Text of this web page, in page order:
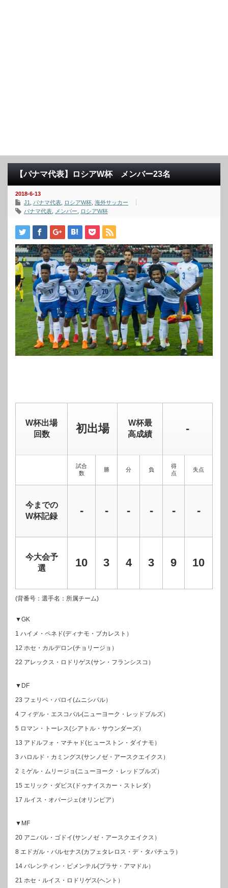
【パナマ代表】ロシアW杯 メンバー23名
2018-6-13
J1
パナマ代表 ロシアW杯 海外サッカー
パナマ代表
メンバー ロシアW杯
W杯出場
回数
初出場
W杯最
高成績
-
試合
数
勝 分 負
得
点
失点
今までの
W杯記録
- - - - - -
今大会予
選
10 3 4 3 9 10
(背番号：選手名：所属チーム)
▼GK
1 ハイメ・ペネド(ディナモ・ブカレスト）
12 ホセ・カルデロン(チョリージョ）
22 アレックス・ロドリゲス(サン・フランシスコ）
▼DF
23 フェリペ・バロイ(ムニシパル）
4 フィデル・エスコバル(ニューヨーク・レッドブルズ）
5 ロマン・トーレス(シアトル・サウンダーズ）
13 アドルフォ・マチャド(ヒューストン・ダイナモ）
3 ハロルド・カミングス(サンノゼ・アースクエイクス）
2 ミゲル・ムリージョ(ニューヨーク・レッドブルズ）
15 エリック・ダビス(ドゥナイスカー・ストレダ）
17 ルイス・オバージェ(オリンピア）
▼MF
20 アニバル・ゴドイ(サンノゼ・アースクエイクス）
8 エドガル・バルセナス(カフェタレロス・デ・タパチュラ）
14 バレンティン・ピメンテル(プラサ・アマドル）
21 ホセ・ルイス・ロドリゲス(ヘント）